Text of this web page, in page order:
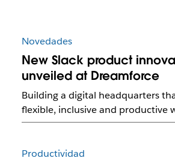
Novedades
New Slack product
unveiled at Dreamforce
Building a digital headquarters
flexible, inclusive and productive
Productividad